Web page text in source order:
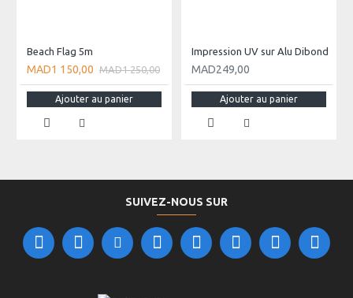
- Taille sur-mesure jusqu'a 66*33 cm
- Couleurs CMJN / vernis
- Plusieurs type de fixation
- Epaisseur 3 mm
- Plexiglas blanc opaque
Beach Flag 5m
MAD1 150,00 MAD1 250,00
Ajouter au panier
Impression UV sur Alu Dibond
MAD249,00
Ajouter au panier
SUIVEZ-NOUS SUR